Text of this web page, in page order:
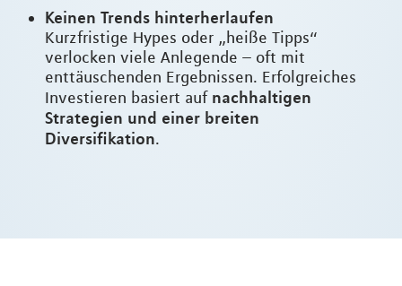
Keinen Trends hinterherlaufen
Kurzfristige Hypes oder „heiße Tipps“
verlocken viele Anlegende – oft mit
enttäuschenden Ergebnissen. Erfolgreiches
Investieren basiert auf nachhaltigen
Strategien und einer breiten
Diversifikation.